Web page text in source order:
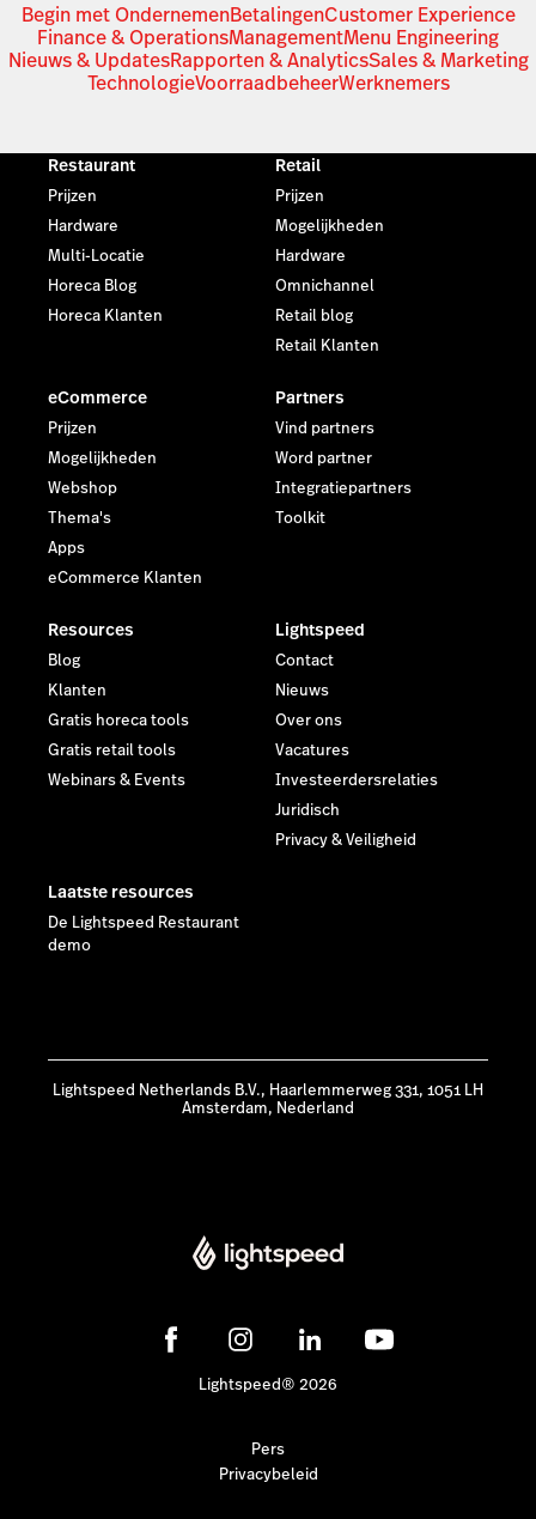
Begin met OndernemenBetalingenCustomer Experience
Finance & OperationsManagementMenu Engineering
Nieuws & UpdatesRapporten & AnalyticsSales & Marketing
TechnologieVoorraadbeheerWerknemers
Restaurant
Prijzen
Hardware
Multi-Locatie
Horeca Blog
Horeca Klanten
Retail
Prijzen
Mogelijkheden
Hardware
Omnichannel
Retail blog
Retail Klanten
eCommerce
Prijzen
Mogelijkheden
Webshop
Thema's
Apps
eCommerce Klanten
Partners
Vind partners
Word partner
Integratiepartners
Toolkit
Resources
Blog
Klanten
Gratis horeca tools
Gratis retail tools
Webinars & Events
Lightspeed
Contact
Nieuws
Over ons
Vacatures
Investeerdersrelaties
Juridisch
Privacy & Veiligheid
Laatste resources
De Lightspeed Restaurant
demo
Lightspeed Netherlands B.V., Haarlemmerweg 331, 1051 LH
Amsterdam, Nederland
Lightspeed® 2026
Pers
Privacybeleid